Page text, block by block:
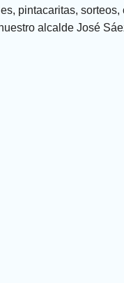
pintacaritas,
alcalde José